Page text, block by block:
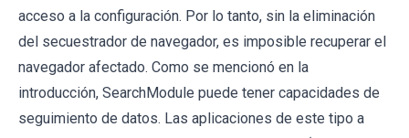
acceso a la configuración. Por lo tanto, sin la eliminación
del secuestrador de navegador, es imposible recuperar el
navegador afectado. Como se mencionó en la
introducción, SearchModule puede tener capacidades de
seguimiento de datos. Las aplicaciones de este tipo a